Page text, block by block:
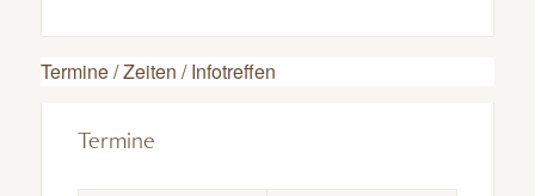
Termine / Zeiten / Infotreffen
Termine